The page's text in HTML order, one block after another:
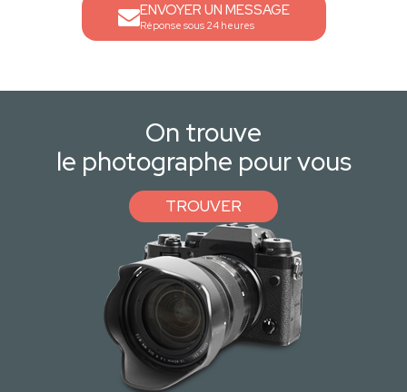
ENVOYER UN MESSAGE
Réponse sous 24 heures
On trouve
le photographe pour vous
TROUVER